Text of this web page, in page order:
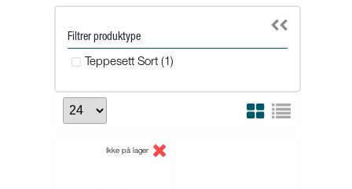
Filtrer produktype
Teppesett Sort (1)
Ikke på lager